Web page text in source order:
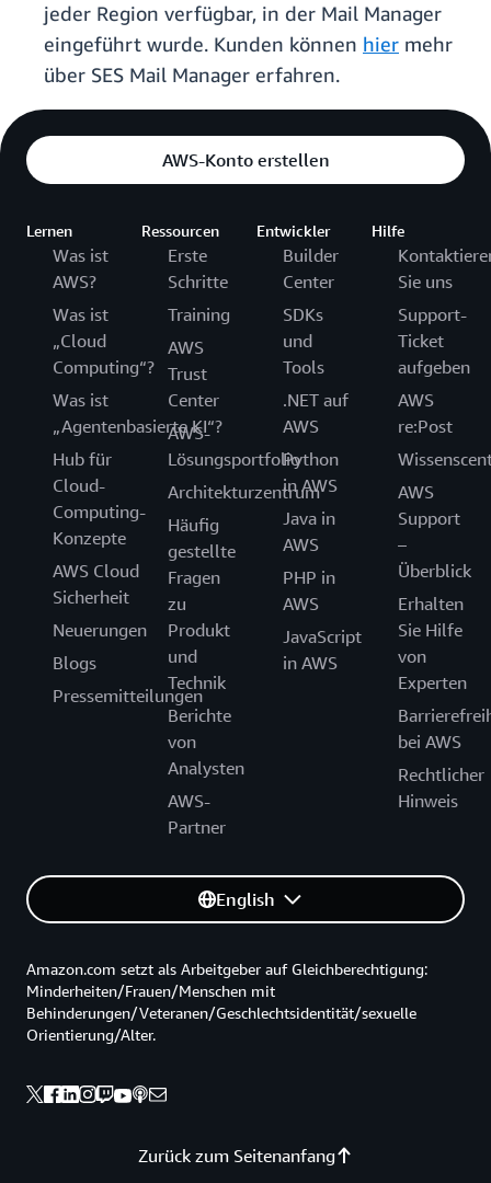
jeder Region verfügbar, in der Mail Manager
eingeführt wurde. Kunden können hier mehr
über SES Mail Manager erfahren.
AWS-Konto erstellen
Lernen
Was ist
AWS?
Was ist
„Cloud
Computing“?
Was ist
„Agentenbasierte KI“?
Hub für
Cloud-
Computing-
Konzepte
AWS Cloud
Sicherheit
Neuerungen
Blogs
Pressemitteilungen
Ressourcen
Erste
Schritte
Training
AWS
Trust
Center
AWS-
Lösungsportfolio
Architekturzentrum
Häufig
gestellte
Fragen
zu
Produkt
und
Technik
Berichte
von
Analysten
AWS-
Partner
Entwickler
Builder
Center
SDKs
und
Tools
.NET auf
AWS
Python
in AWS
Java in
AWS
PHP in
AWS
JavaScript
in AWS
Hilfe
Sie uns
Support-
Ticket
aufgeben
AWS
re:Post
AWS
Support
–
Überblick
Erhalten
Sie Hilfe
von
Experten
bei AWS
Rechtlicher
Hinweis
English
Zurück zum Seitenanfang
Amazon.com setzt als Arbeitgeber auf Gleichberechtigung:
Minderheiten/Frauen/Menschen mit
Behinderungen/Veteranen/Geschlechtsidentität/sexuelle
Orientierung/Alter.